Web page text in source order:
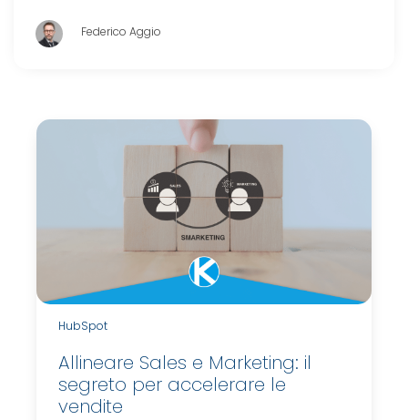
Federico Aggio
HubSpot
Allineare Sales e Marketing: il
segreto per accelerare le
vendite